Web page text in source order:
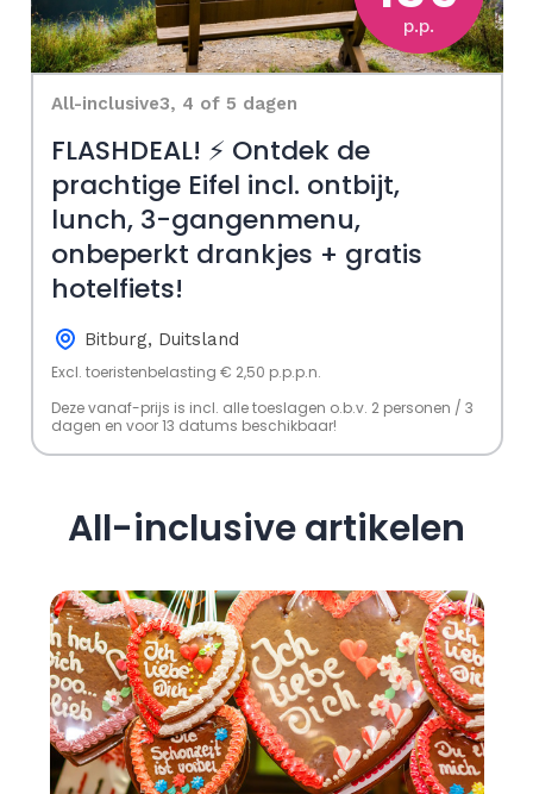
p.p.
All-inclusive3, 4 of 5 dagen
FLASHDEAL! ⚡ Ontdek de
prachtige Eifel incl. ontbijt,
lunch, 3-gangenmenu,
onbeperkt drankjes + gratis
hotelfiets!
Bitburg, Duitsland
Excl. toeristenbelasting € 2,50 p.p.p.n.
Deze vanaf-prijs is incl. alle toeslagen o.b.v. 2 personen / 3
dagen en voor 13 datums beschikbaar!
All-inclusive artikelen